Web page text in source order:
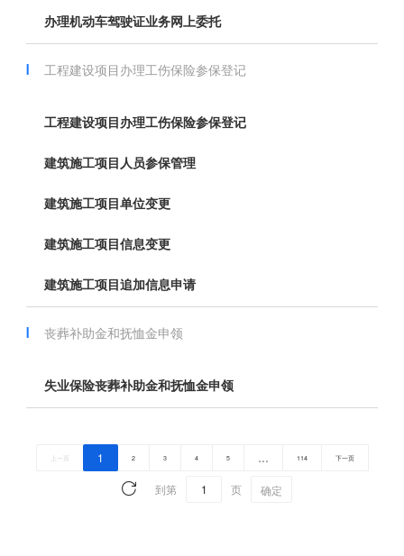
办理机动车驾驶证业务网上委托
工程建设项目办理工伤保险参保登记
工程建设项目办理工伤保险参保登记
建筑施工项目人员参保管理
建筑施工项目单位变更
建筑施工项目信息变更
建筑施工项目追加信息申请
丧葬补助金和抚恤金申领
失业保险丧葬补助金和抚恤金申领
上一页 1 2 3 4 5 … 114 下一页
到第 页 确定